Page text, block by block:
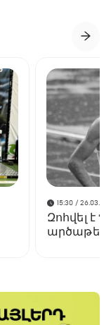
15:30 /
Զոհվել է
արծաթե